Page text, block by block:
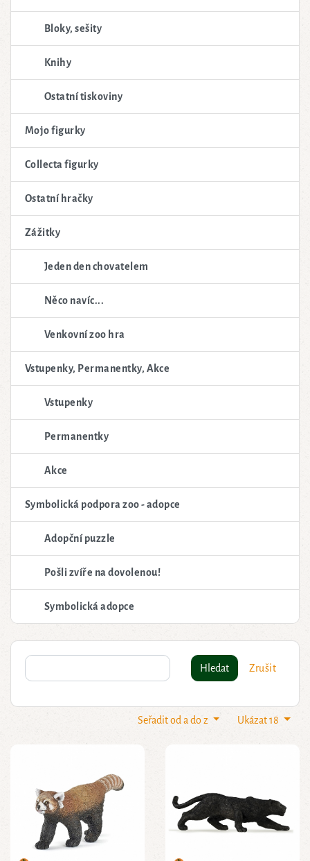
Bloky, sešity
Knihy
Ostatní tiskoviny
Mojo figurky
Collecta figurky
Ostatní hračky
Zážitky
Jeden den chovatelem
Něco navíc...
Venkovní zoo hra
Vstupenky, Permanentky, Akce
Vstupenky
Permanentky
Akce
Symbolická podpora zoo - adopce
Adopční puzzle
Pošli zvíře na dovolenou!
Symbolická adopce
Hledat Zrušit
Ukázat 18
Seřadit od a do z